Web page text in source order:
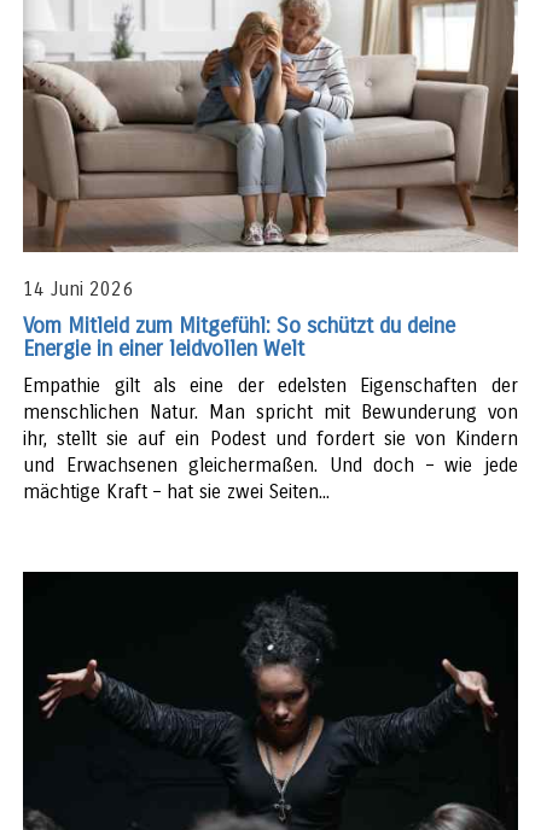
14 Juni 2026
Vom Mitleid zum Mitgefühl: So schützt du deine
Energie in einer leidvollen Welt
Empathie gilt als eine der edelsten Eigenschaften der
menschlichen Natur. Man spricht mit Bewunderung von
ihr, stellt sie auf ein Podest und fordert sie von Kindern
und Erwachsenen gleichermaßen. Und doch – wie jede
mächtige Kraft – hat sie zwei Seiten...